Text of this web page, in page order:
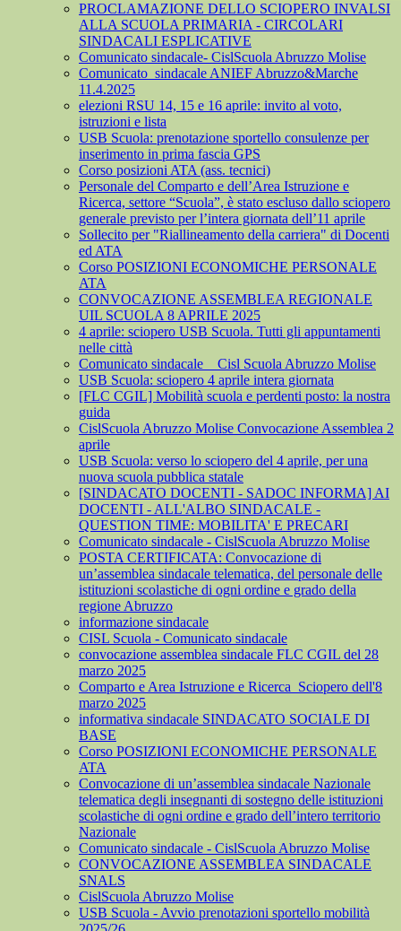
PROCLAMAZIONE DELLO SCIOPERO INVALSI
ALLA SCUOLA PRIMARIA - CIRCOLARI
SINDACALI ESPLICATIVE
Comunicato sindacale- CislScuola Abruzzo Molise
Comunicato_sindacale ANIEF Abruzzo&Marche
11.4.2025
elezioni RSU 14, 15 e 16 aprile: invito al voto,
istruzioni e lista
USB Scuola: prenotazione sportello consulenze per
inserimento in prima fascia GPS
Corso posizioni ATA (ass. tecnici)
Personale del Comparto e dell’Area Istruzione e
Ricerca, settore “Scuola”, è stato escluso dallo sciopero
generale previsto per l’intera giornata dell’11 aprile
Sollecito per "Riallineamento della carriera" di Docenti
ed ATA
Corso POSIZIONI ECONOMICHE PERSONALE
ATA
CONVOCAZIONE ASSEMBLEA REGIONALE
UIL SCUOLA 8 APRILE 2025
4 aprile: sciopero USB Scuola. Tutti gli appuntamenti
nelle città
Comunicato sindacale _ Cisl Scuola Abruzzo Molise
USB Scuola: sciopero 4 aprile intera giornata
[FLC CGIL] Mobilità scuola e perdenti posto: la nostra
guida
CislScuola Abruzzo Molise Convocazione Assemblea 2
aprile
USB Scuola: verso lo sciopero del 4 aprile, per una
nuova scuola pubblica statale
[SINDACATO DOCENTI - SADOC INFORMA] AI
DOCENTI - ALL'ALBO SINDACALE -
QUESTION TIME: MOBILITA' E PRECARI
Comunicato sindacale - CislScuola Abruzzo Molise
POSTA CERTIFICATA: Convocazione di
un’assemblea sindacale telematica, del personale delle
istituzioni scolastiche di ogni ordine e grado della
regione Abruzzo
informazione sindacale
CISL Scuola - Comunicato sindacale
convocazione assemblea sindacale FLC CGIL del 28
marzo 2025
Comparto e Area Istruzione e Ricerca_Sciopero dell'8
marzo 2025
informativa sindacale SINDACATO SOCIALE DI
BASE
Corso POSIZIONI ECONOMICHE PERSONALE
ATA
Convocazione di un’assemblea sindacale Nazionale
telematica degli insegnanti di sostegno delle istituzioni
scolastiche di ogni ordine e grado dell’intero territorio
Nazionale
Comunicato sindacale - CislScuola Abruzzo Molise
CONVOCAZIONE ASSEMBLEA SINDACALE
SNALS
CislScuola Abruzzo Molise
USB Scuola - Avvio prenotazioni sportello mobilità